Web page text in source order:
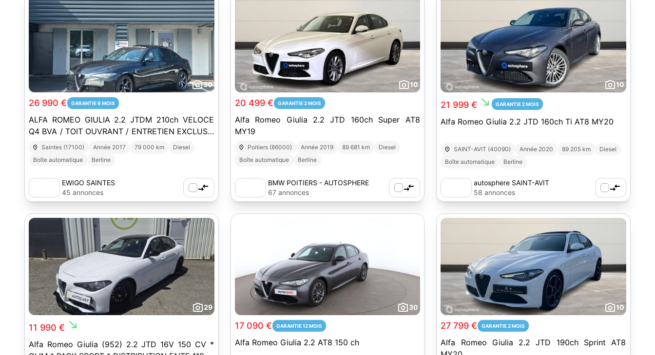
30
26 990 € GARANTIE 6 MOIS
ALFA ROMEO GIULIA 2.2 JTDM 210ch VELOCE
Q4 BVA / TOIT OUVRANT / ENTRETIEN EXCLUSIF
ALFA ROMEO
Saintes (17100) Année 2017 79 000 km
Diesel
Boîte automatique
Berline
EWIGO SAINTES
45 annonces
10
20 499 € GARANTIE 2 MOIS
Alfa Romeo Giulia 2.2 JTD 160ch Super AT8
MY19
Poitiers (86000) Année 2019 89 681 km
Diesel
Boîte automatique
Berline
BMW POITIERS - AUTOSPHERE
67 annonces
10
21 999 € south_east GARANTIE 2 MOIS
Alfa Romeo Giulia 2.2 JTD 160ch Ti AT8 MY20
SAINT-AVIT (40090) Année 2020 89 205 km
Diesel
Boîte automatique
Berline
autosphere SAINT-AVIT
58 annonces
29
11 990 € south_east
Alfa Romeo Giulia (952) 2.2 JTD 16V 150 CV *
30
17 090 € GARANTIE 12 MOIS
Alfa Romeo Giulia 2.2 AT8 150 ch
10
27 799 € GARANTIE 2 MOIS
Alfa Romeo Giulia 2.2 JTD 190ch Sprint AT8